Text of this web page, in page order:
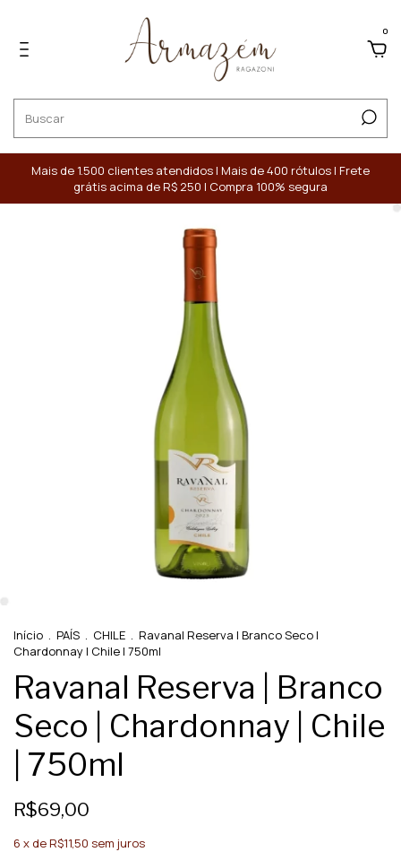
0
Mais de 1.500 clientes atendidos | Mais de 400 rótulos | Frete
grátis acima de R$ 250 | Compra 100% segura
Início . PAÍS . CHILE . Ravanal Reserva | Branco Seco |
Chardonnay | Chile | 750ml
Ravanal Reserva | Branco
Seco | Chardonnay | Chile
| 750ml
R$69,00
6 x deR$11,50 sem juros